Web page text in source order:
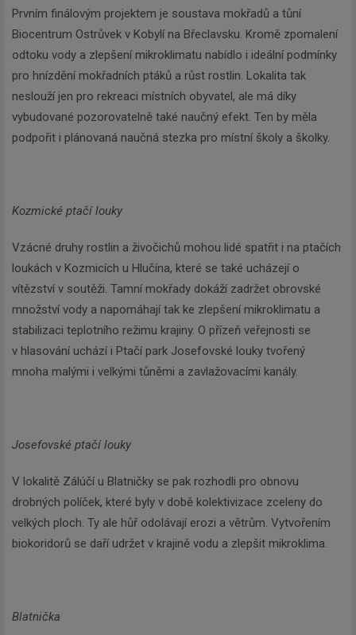
Prvním finálovým projektem je soustava mokřadů a tůní
Biocentrum Ostrůvek v Kobylí na Břeclavsku. Kromě zpomalení
odtoku vody a zlepšení mikroklimatu nabídlo i ideální podmínky
pro hnízdění mokřadních ptáků a růst rostlin. Lokalita tak
neslouží jen pro rekreaci místních obyvatel, ale má díky
vybudované pozorovatelně také naučný efekt. Ten by měla
podpořit i plánovaná naučná stezka pro místní školy a školky.
Kozmické ptačí louky
Vzácné druhy rostlin a živočichů mohou lidé spatřit i na ptačích
loukách v Kozmicích u Hlučína, které se také ucházejí o
vítězství v soutěži. Tamní mokřady dokáží zadržet obrovské
množství vody a napomáhají tak ke zlepšení mikroklimatu a
stabilizaci teplotního režimu krajiny. O přízeň veřejnosti se
v hlasování uchází i Ptačí park Josefovské louky tvořený
mnoha malými i velkými tůněmi a zavlažovacími kanály.
Josefovské ptačí louky
V lokalitě Zálúčí u Blatničky se pak rozhodli pro obnovu
drobných políček, které byly v době kolektivizace zceleny do
velkých ploch. Ty ale hůř odolávají erozi a větrům. Vytvořením
biokoridorů se daří udržet v krajině vodu a zlepšit mikroklima.
Blatnička